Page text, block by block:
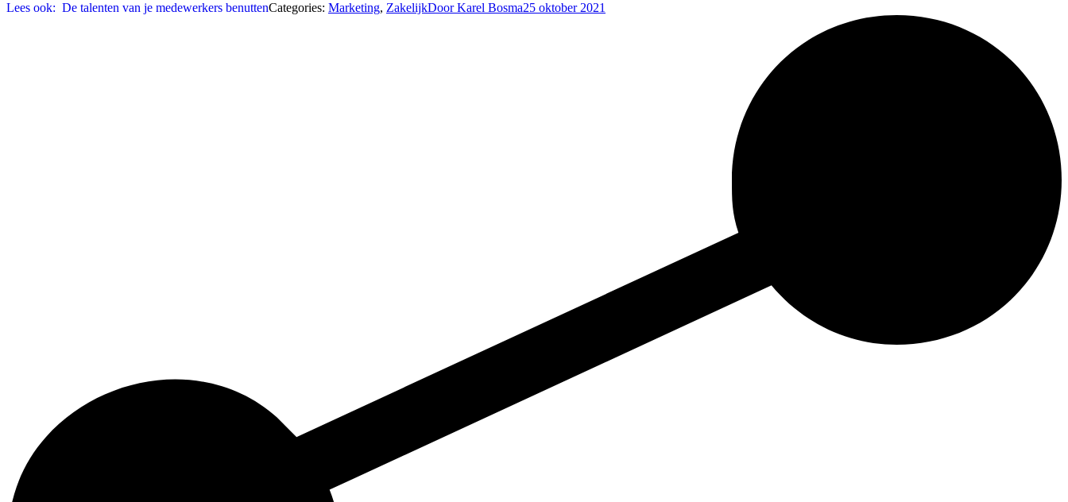
Lees ook: De talenten van je medewerkers benuttenCategories: Marketing, ZakelijkDoorKarel Bosma25 oktober 2021